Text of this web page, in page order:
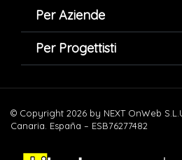
Per Aziende
Per Progettisti
© Copyright 2026 by NEXT OnWeb
Canaria. España – ESB76277482